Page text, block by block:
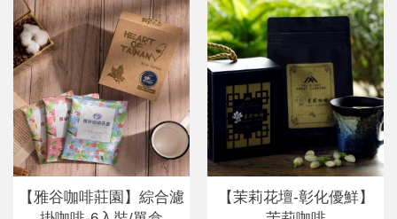
【雅谷咖啡莊園】綜合濾
【茉莉花壇-彰化優鮮】